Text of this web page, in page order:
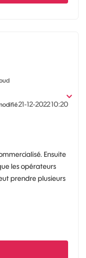
‎21-12-202210:20
Ensuite
les opérateurs
prendre plusieurs